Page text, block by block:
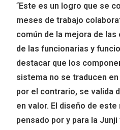
“Este es un logro que se
meses de trabajo
común de la mejora de
de las funcionarias y
destacar que los
sistema no se traducen
por el contrario, se valida
en valor. El diseño de
pensado por y para la